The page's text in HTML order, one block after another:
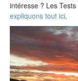
intéresse ? Les
expliquons tout ici.